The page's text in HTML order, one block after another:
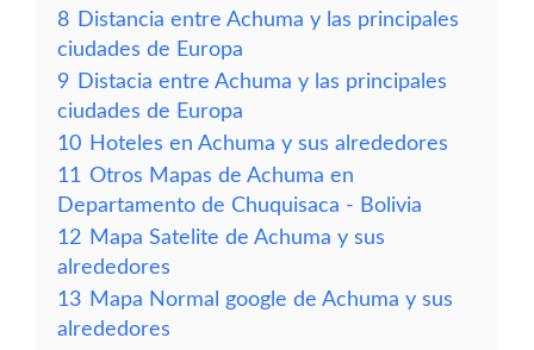
8 Distancia entre Achuma y las principales
ciudades de Europa
9 Distacia entre Achuma y las principales
ciudades de Europa
10 Hoteles en Achuma y sus alrededores
11 Otros Mapas de Achuma en
Departamento de Chuquisaca - Bolivia
12 Mapa Satelite de Achuma y sus
alrededores
13 Mapa Normal google de Achuma y sus
alrededores